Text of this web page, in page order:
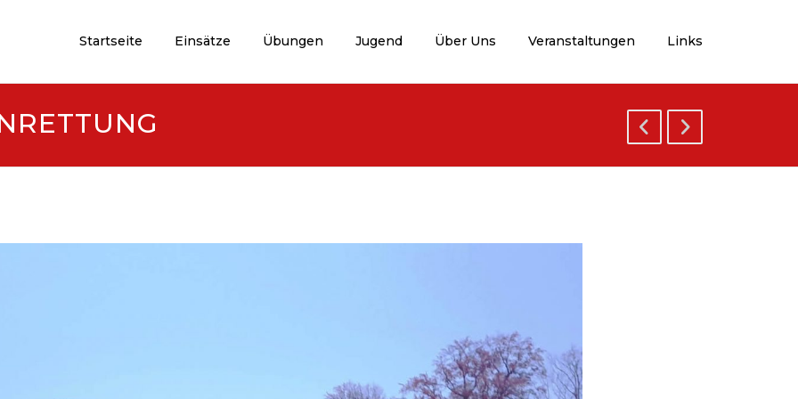
Startseite Einsätze Übungen Jugend Über Uns Veranstaltungen Links